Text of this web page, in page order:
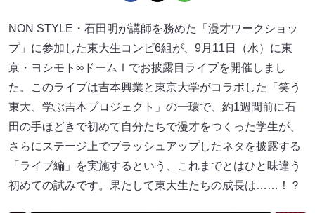
NON STYLE・石田明が講師を務めた「漫才ワークショッ
プ」に参加した東大生コンビ6組が、9月11日（水）に東
京・ヨシモト∞ドームⅠでお披露目ライブを開催しまし
た。このライブは吉本興業と東京大学がコラボした「笑う
東大、学ぶ吉本プロジェクト」の一環で、約1週間前に石
田の手ほどきで初めて自分たちで漫才をつくった学生が、
さらにステージ上でブラッシュアップしたネタを披露する
「ライブ編」を実施するという、これまでとはひと味違う
初めての試みです。果たして東大生たちの成長は……！？